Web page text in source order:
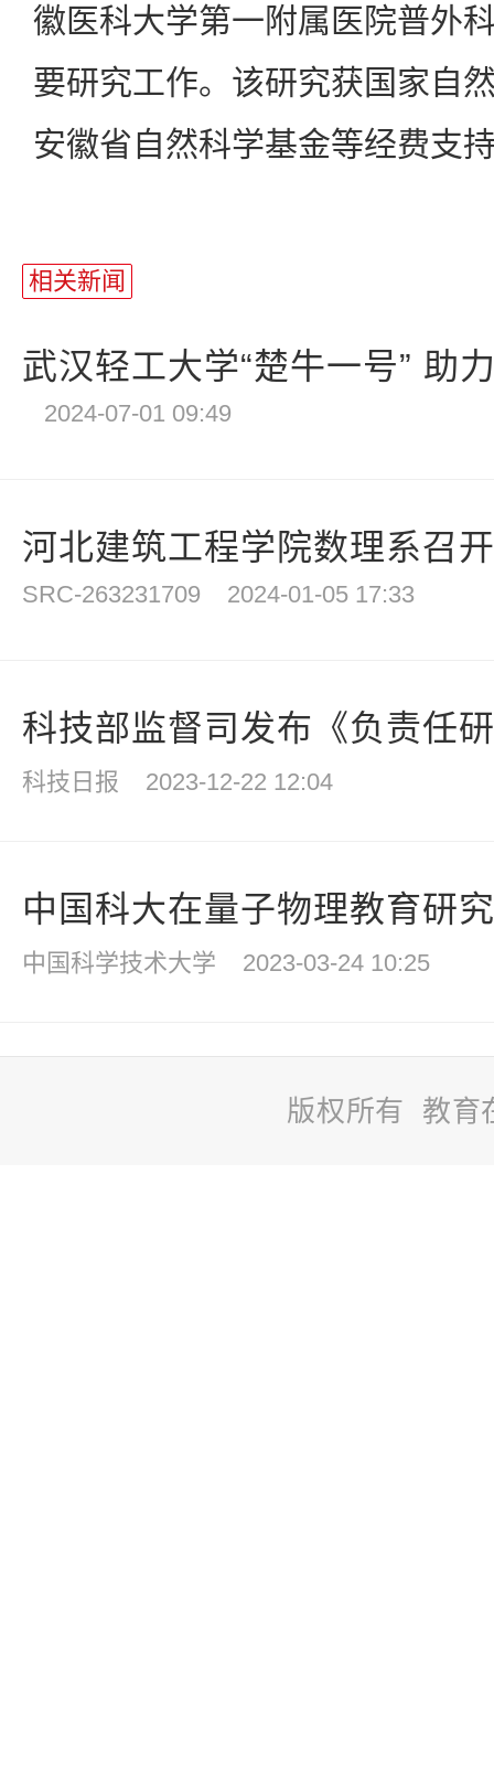
徽医科大学第一附属医院普外
要研究工作。该研究获国家自
安徽省自然科学基金等经费支
相关新闻
武汉轻工大学“楚牛一号” 助
2024-07-01 09:49
河北建筑工程学院数理系召
SRC-263231709 2024-01-05 17:33
科技部监督司发布《负责任
科技日报 2023-12-22 12:04
中国科大在量子物理教育研
中国科学技术大学 2023-03-24 10:25
版权所有 教育